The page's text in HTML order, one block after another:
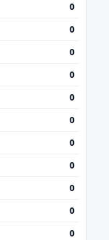
0
0
0
0
0
0
0
0
0
0
0